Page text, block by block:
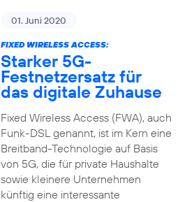
01. Juni 2020
FIXED WIRELESS ACCESS:
Starker 5G-
Festnetzersatz für
das digitale Zuhause
Fixed Wireless Access (FWA), auch
Funk-DSL genannt, ist im Kern eine
Breitband-Technologie auf Basis
von 5G, die für private Haushalte
sowie kleinere Unternehmen
künftig eine interessante